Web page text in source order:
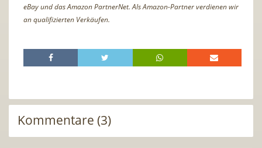
eBay und das Amazon PartnerNet. Als Amazon-Partner verdienen wir
an qualifizierten Verkäufen.
Kommentare (3)